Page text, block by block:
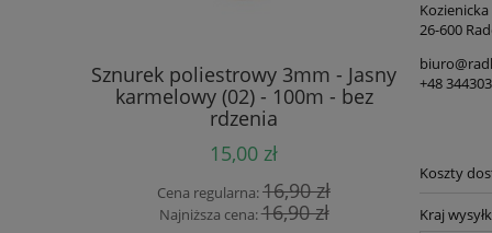
Sznurek poliestrowy 3mm - Jasny
karmelowy (02) - 100m - bez
rdzenia
15,00 zł
Cena regularna:16,90 zł
Najniższa cena:16,90 zł
Sznurek
Kozienicka
26-600
+48
Koszty
Kraj